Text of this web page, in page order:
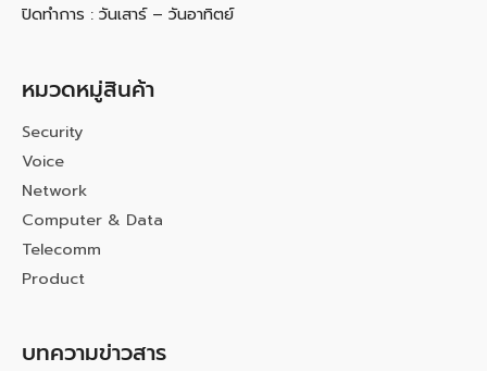
ปิดทำการ : วันเสาร์ – วันอาทิตย์
หมวดหมู่สินค้า
Security
Voice
Network
Computer & Data
Telecomm
Product
บทความข่าวสาร